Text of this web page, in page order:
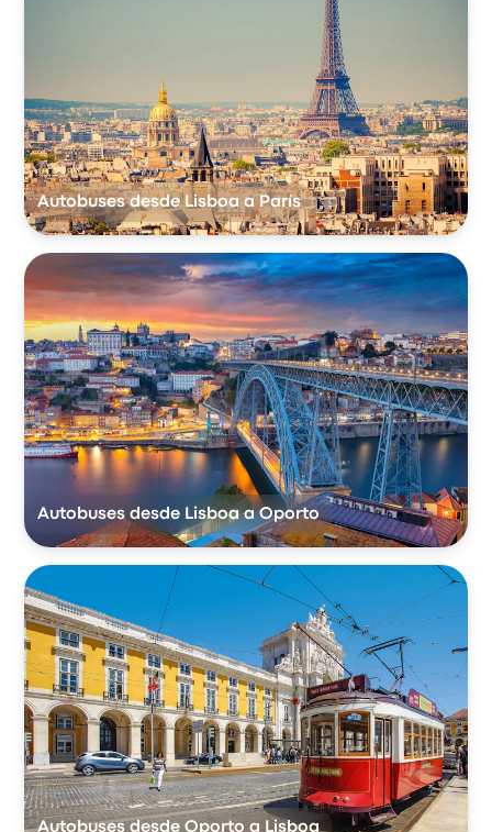
Autobuses desde Lisboa a París
Autobuses desde Lisboa a Oporto
Autobuses desde Oporto a Lisboa